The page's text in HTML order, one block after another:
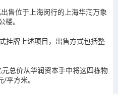
售位于上海闵行的上海华润万象
。
挂牌上述项目，出售方式包括整
总价从华润资本手中将这四栋物
平方米。